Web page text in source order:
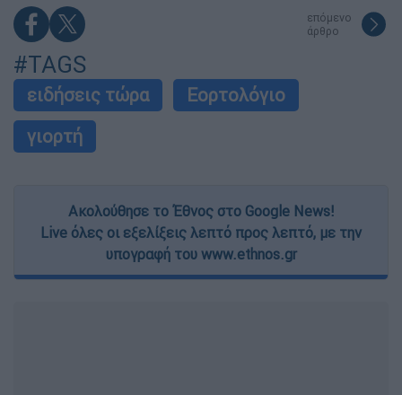
επόμενο
άρθρο
#TAGS
ειδήσεις τώρα
Εορτολόγιο
γιορτή
Ακολούθησε το Έθνος στο Google News!
Live όλες οι εξελίξεις λεπτό προς λεπτό, με την
υπογραφή του www.ethnos.gr